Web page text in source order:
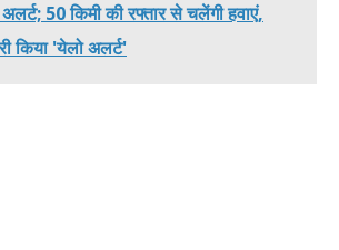
50 किमी की रफ्तार से चलेंगी हवाएं,
किया 'येलो अलर्ट'